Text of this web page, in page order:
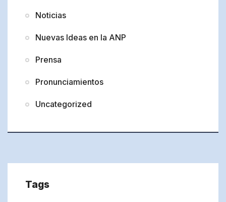
Noticias
Nuevas Ideas en la ANP
Prensa
Pronunciamientos
Uncategorized
Tags